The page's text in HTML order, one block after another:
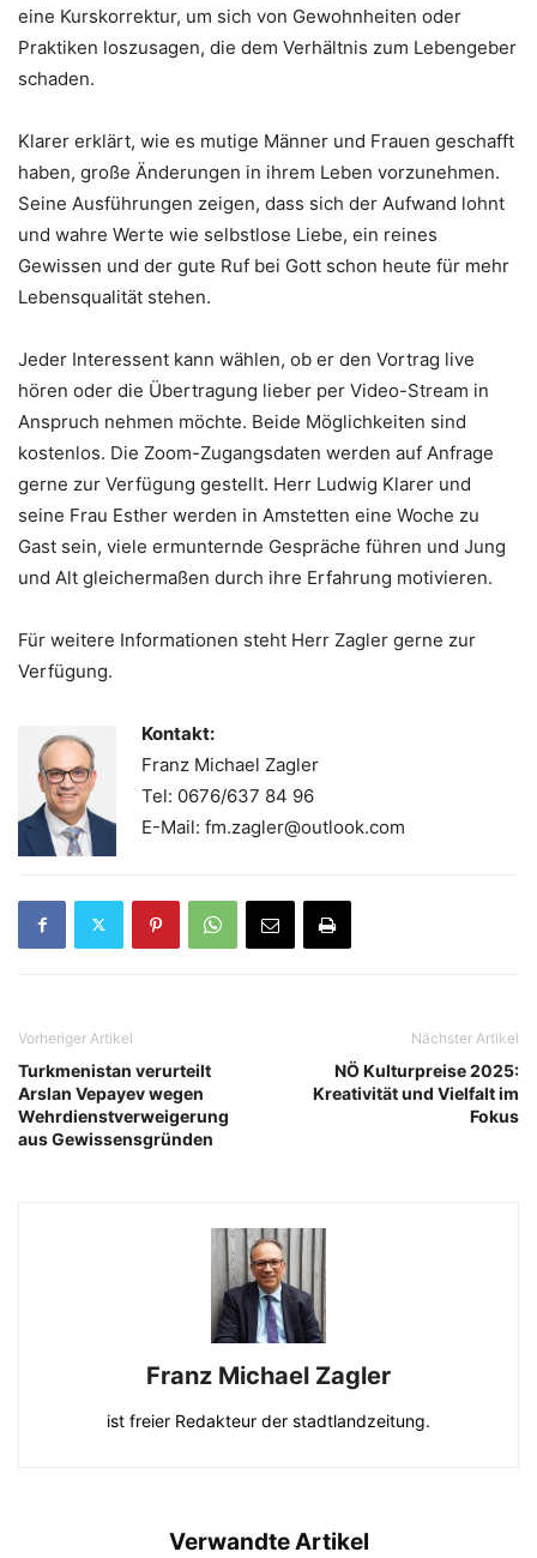
eine Kurskorrektur, um sich von Gewohnheiten oder
Praktiken loszusagen, die dem Verhältnis zum Lebengeber
schaden.
Klarer erklärt, wie es mutige Männer und Frauen geschafft
haben, große Änderungen in ihrem Leben vorzunehmen.
Seine Ausführungen zeigen, dass sich der Aufwand lohnt
und wahre Werte wie selbstlose Liebe, ein reines
Gewissen und der gute Ruf bei Gott schon heute für mehr
Lebensqualität stehen.
Jeder Interessent kann wählen, ob er den Vortrag live
hören oder die Übertragung lieber per Video-Stream in
Anspruch nehmen möchte. Beide Möglichkeiten sind
kostenlos. Die Zoom-Zugangsdaten werden auf Anfrage
gerne zur Verfügung gestellt. Herr Ludwig Klarer und
seine Frau Esther werden in Amstetten eine Woche zu
Gast sein, viele ermunternde Gespräche führen und Jung
und Alt gleichermaßen durch ihre Erfahrung motivieren.
Für weitere Informationen steht Herr Zagler gerne zur
Verfügung.
Kontakt:
Franz Michael Zagler
Tel: 0676/637 84 96
E-Mail: fm.zagler@outlook.com
Vorheriger Artikel
Turkmenistan verurteilt
Arslan Vepayev wegen
Wehrdienstverweigerung
aus Gewissensgründen
Nächster Artikel
NÖ Kulturpreise 2025:
Kreativität und Vielfalt im
Fokus
Franz Michael Zagler
ist freier Redakteur der stadtlandzeitung.
Verwandte Artikel